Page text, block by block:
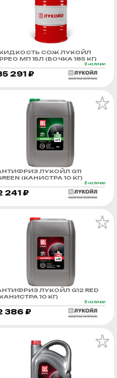
СОЖ ЛУКОЙЛ
МП 15Л (БОЧКА 185 КГ)
В наличии
291 ₽
ЛУКОЙЛ G11
(КАНИСТРА 10 КГ)
В наличии
241 ₽
ЛУКОЙЛ G12 RED
10 КГ)
В наличии
386 ₽